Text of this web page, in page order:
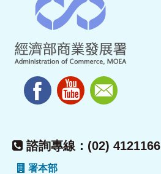
諮詢專線：(02) 4121166
署本部